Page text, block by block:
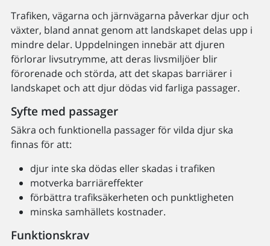
Trafiken, vägarna och järnvägarna påverkar djur och
växter, bland annat genom att landskapet delas upp i
mindre delar. Uppdelningen innebär att djuren
förlorar livsutrymme, att deras livsmiljöer blir
förorenade och störda, att det skapas barriärer i
landskapet och att djur dödas vid farliga passager.
Syfte med passager
Säkra och funktionella passager för vilda djur ska
finnas för att:
djur inte ska dödas eller skadas i trafiken
motverka barriäreffekter
förbättra trafiksäkerheten och punktligheten
minska samhällets kostnader.
Funktionskrav